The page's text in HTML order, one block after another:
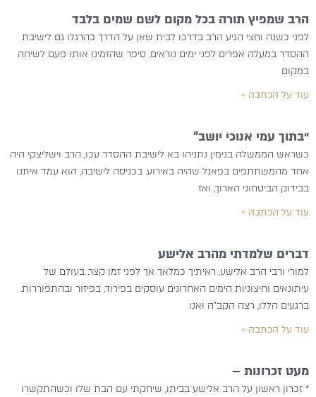
הרב שמפיץ תורה בכל מקום לשם שמים בלבד
לפני כשנה וחצי הגיע הרב בדרכו לבית שאן על הדרך כהרגלו גם לישיבת
ההסדר במעלה אפרים לפני ימים נוראים. סיפר שהזמינו אותו פעם לשיחה
במקום
עוד על הכתבה »
“בתוך עמי אנוכי יושב”
כשראש הממשלה בנימין נתניהו בא לישיבת ההסדר עכו, הרב וישליצקי היה
אחד מהמשתתפים בפאנל שהיה באירוע. בכניסה לישיבה, הוא עמד איתנו
בבידוק הביטחוני הארוך, ואז
עוד על הכתבה »
דברים שלמדתי מהרב אלישע
למורי ורבי הרב אלישע, ראיתיך כמלאך אך לפני זמן קצר. בעולם של
עיתונאים וחיצוניות הימים האחרונים עוסקים בפירוד, בפיזור ובהתפוררות.
ברגעים הללו, רצה הקב”ה ואנו
עוד על הכתבה »
מעט זכרונות –
* זכרון ראשון על הרב אלישע בביתו, שיחקתי עם הבת שלו וכשהתקשרו